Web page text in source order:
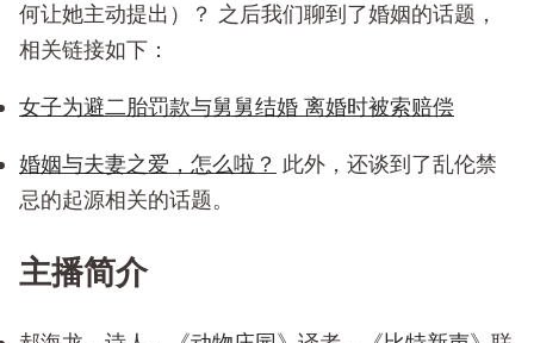
何让她主动提出）？ 之后我们聊到了婚姻的话题，
相关链接如下：
女子为避二胎罚款与舅舅结婚 离婚时被索赔偿
婚姻与夫妻之爱，怎么啦？ 此外，还谈到了乱伦禁
忌的起源相关的话题。
主播简介